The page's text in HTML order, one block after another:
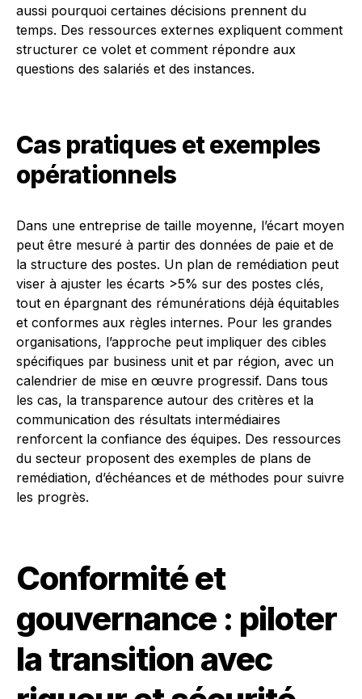
aussi pourquoi certaines décisions prennent du
temps. Des ressources externes expliquent comment
structurer ce volet et comment répondre aux
questions des salariés et des instances.
Cas pratiques et exemples
opérationnels
Dans une entreprise de taille moyenne, l’écart moyen
peut être mesuré à partir des données de paie et de
la structure des postes. Un plan de remédiation peut
viser à ajuster les écarts >5% sur des postes clés,
tout en épargnant des rémunérations déjà équitables
et conformes aux règles internes. Pour les grandes
organisations, l’approche peut impliquer des cibles
spécifiques par business unit et par région, avec un
calendrier de mise en œuvre progressif. Dans tous
les cas, la transparence autour des critères et la
communication des résultats intermédiaires
renforcent la confiance des équipes. Des ressources
du secteur proposent des exemples de plans de
remédiation, d’échéances et de méthodes pour suivre
les progrès.
Conformité et
gouvernance : piloter
la transition avec